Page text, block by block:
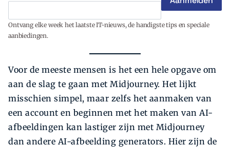
Ontvang elke week het laatste IT-nieuws, de handigste tips en speciale
aanbiedingen.
Voor de meeste mensen is het een hele opgave om
aan de slag te gaan met Midjourney. Het lijkt
misschien simpel, maar zelfs het aanmaken van
een account en beginnen met het maken van AI-
afbeeldingen kan lastiger zijn met Midjourney
dan andere AI-afbeelding generators. Hier zijn de